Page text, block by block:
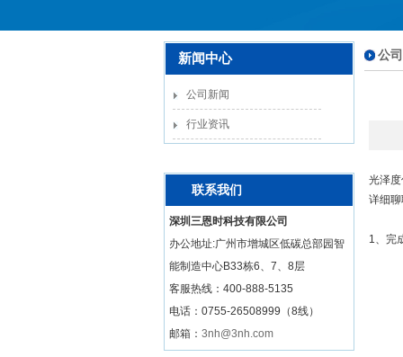
新闻中心
公司新闻
行业资讯
联系我们
深圳三恩时科技有限公司
办公地址:广州市增城区低碳总部园智
能制造中心B33栋6、7、8层
客服热线： 400-888-5135
电话：0755-26508999（8线）
邮箱： 3nh@3nh.com
公
光泽
详细
1、完